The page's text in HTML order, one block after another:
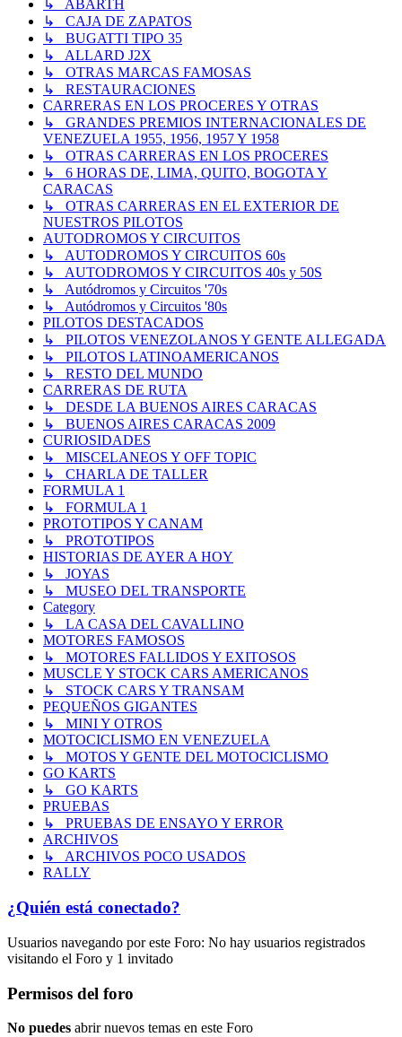
↳ ABARTH
↳ CAJA DE ZAPATOS
↳ BUGATTI TIPO 35
↳ ALLARD J2X
↳ OTRAS MARCAS FAMOSAS
↳ RESTAURACIONES
CARRERAS EN LOS PROCERES Y OTRAS
↳ GRANDES PREMIOS INTERNACIONALES DE
VENEZUELA 1955, 1956, 1957 Y 1958
↳ OTRAS CARRERAS EN LOS PROCERES
↳ 6 HORAS DE, LIMA, QUITO, BOGOTA Y
CARACAS
↳ OTRAS CARRERAS EN EL EXTERIOR DE
NUESTROS PILOTOS
AUTODROMOS Y CIRCUITOS
↳ AUTODROMOS Y CIRCUITOS 60s
↳ AUTODROMOS Y CIRCUITOS 40s y 50S
↳ Autódromos y Circuitos '70s
↳ Autódromos y Circuitos '80s
PILOTOS DESTACADOS
↳ PILOTOS VENEZOLANOS Y GENTE ALLEGADA
↳ PILOTOS LATINOAMERICANOS
↳ RESTO DEL MUNDO
CARRERAS DE RUTA
↳ DESDE LA BUENOS AIRES CARACAS
↳ BUENOS AIRES CARACAS 2009
CURIOSIDADES
↳ MISCELANEOS Y OFF TOPIC
↳ CHARLA DE TALLER
FORMULA 1
↳ FORMULA 1
PROTOTIPOS Y CANAM
↳ PROTOTIPOS
HISTORIAS DE AYER A HOY
↳ JOYAS
↳ MUSEO DEL TRANSPORTE
Category
↳ LA CASA DEL CAVALLINO
MOTORES FAMOSOS
↳ MOTORES FALLIDOS Y EXITOSOS
MUSCLE Y STOCK CARS AMERICANOS
↳ STOCK CARS Y TRANSAM
PEQUEÑOS GIGANTES
↳ MINI Y OTROS
MOTOCICLISMO EN VENEZUELA
↳ MOTOS Y GENTE DEL MOTOCICLISMO
GO KARTS
↳ GO KARTS
PRUEBAS
↳ PRUEBAS DE ENSAYO Y ERROR
ARCHIVOS
↳ ARCHIVOS POCO USADOS
RALLY
¿Quién está conectado?
Usuarios navegando por este Foro: No hay usuarios registrados
visitando el Foro y 1 invitado
Permisos del foro
No puedes abrir nuevos temas en este Foro